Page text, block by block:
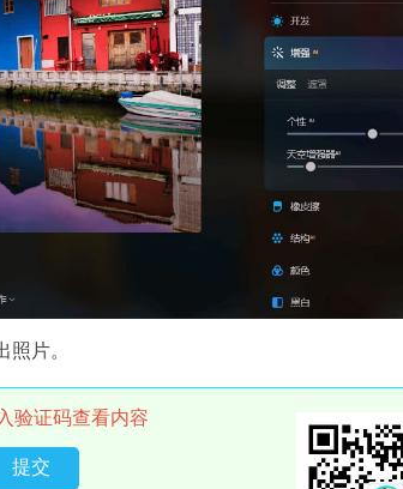
片。
验证码查看内容